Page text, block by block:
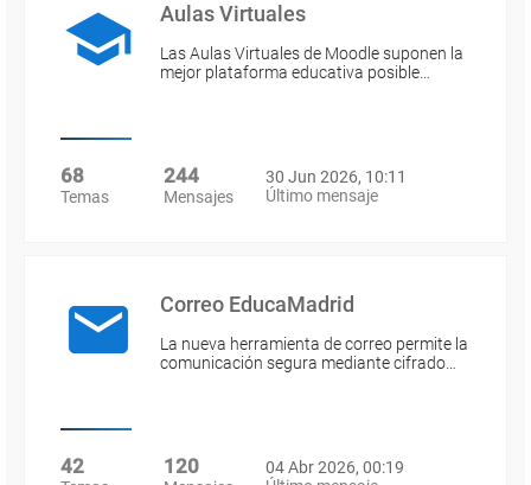
Aulas Virtuales
Las Aulas Virtuales de Moodle suponen la
mejor plataforma educativa posible…
68
Temas
244
Mensajes
30 Jun 2026, 10:11
Último mensaje
Correo EducaMadrid
La nueva herramienta de correo permite la
comunicación segura mediante cifrado…
42 120
04 Abr 2026, 00:19